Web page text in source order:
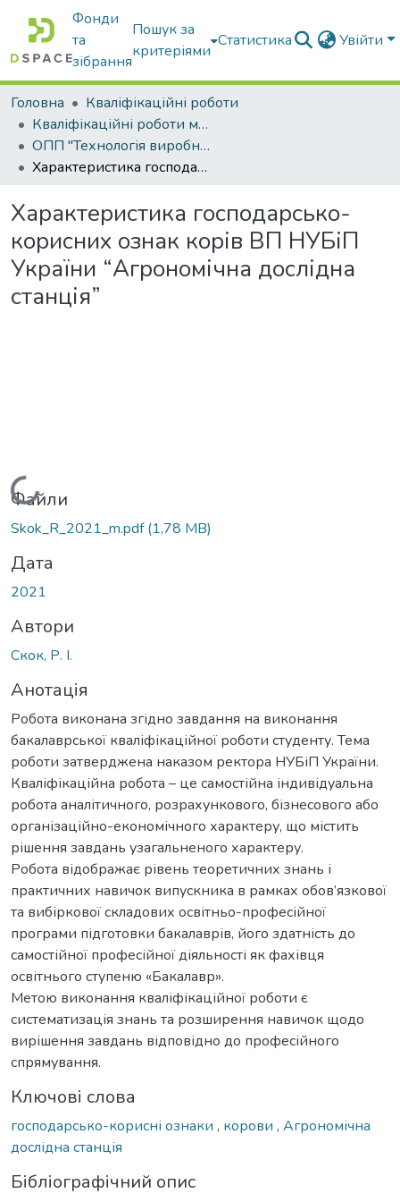
Фонди
та
зібрання
Пошук за
критеріями
Статистика Увійти
Головна
Кваліфікаційні роботи
Кваліфікаційні роботи магістрів
ОПП "Технологія виробництва і переробки продукції тваринництва"
Характеристика господарсько-корисних ознак корів ВП НУБіП України “Агрономічна дослідна станція”
Характеристика господарсько-
корисних ознак корів ВП НУБіП
України “Агрономічна дослідна
станція”
Вантажиться...
Файли
Skok_R_2021_m.pdf(1,78 MB)
Дата
2021
Автори
Скок, Р. І.
Анотація
Робота виконана згідно завдання на виконання
бакалаврської кваліфікаційної роботи студенту. Тема
роботи затверджена наказом ректора НУБіП України.
Кваліфікаційна робота – це самостійна індивідуальна
робота аналітичного, розрахункового, бізнесового або
організаційно-економічного характеру, що містить
рішення завдань узагальненого характеру.
Робота відображає рівень теоретичних знань і
практичних навичок випускника в рамках обов’язкової
та вибіркової складових освітньо-професійної
програми підготовки бакалаврів, його здатність до
самостійної професійної діяльності як фахівця
освітнього ступеню «Бакалавр».
Метою виконання кваліфікаційної роботи є
систематизація знань та розширення навичок щодо
вирішення завдань відповідно до професійного
спрямування.
Ключові слова
господарсько-корисні ознаки , корови , Агрономічна
дослідна станція
Бібліографічний опис